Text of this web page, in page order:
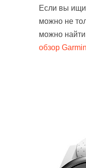
Если вы
можно не
можно
обзор